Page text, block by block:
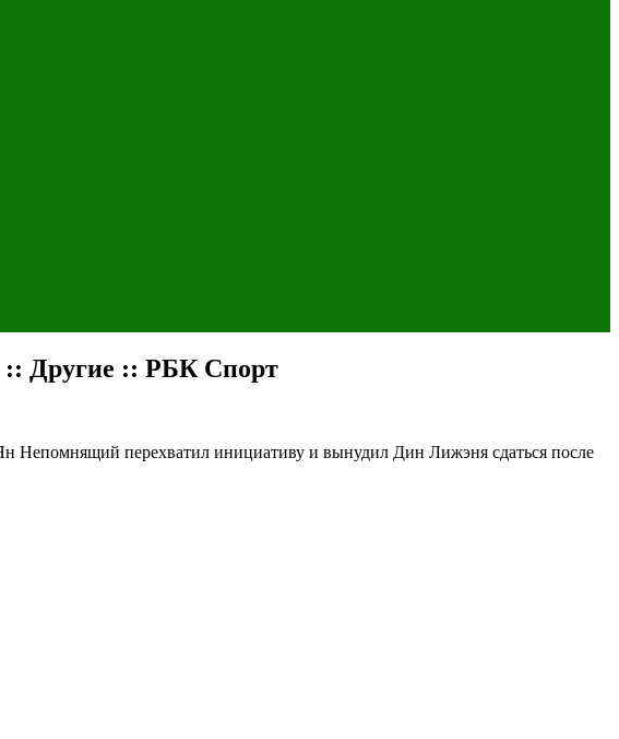
Другие :: РБК Спорт
Непомнящий перехватил инициативу и вынудил Дин Лижэня сдаться после